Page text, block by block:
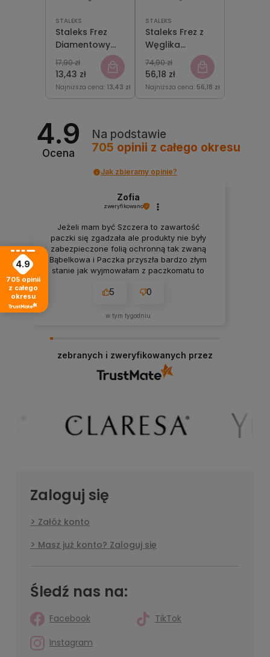
STALEKS
Staleks Frez
Diamentowy
Zapałka
Zielona
2,3mm/5mm
13,43 zł
17,90 zł
Najniższa cena: 13,43 zł
STALEKS
Staleks Frez z
Węglika
Spiekanego
Stożek Zielony
6mm/14mm
56,18 zł
74,90 zł
Najniższa cena: 56,18 zł
4.9
Ocena
Na podstawie
705 opinii z całego okresu
Jak zbieramy opinie?
Zofia
zweryfikowano
Jeżeli mam być Szczera to zawartość
paczki się zgadzała ale produkty nie były
zabezpieczone folią ochronną tak zwaną
Bąbelkowa i Paczka przyszła bardzo złym
stanie jak wyjmowałam z paczkomatu to
rozważałam to czy bym zamówiła drugi raz
5 0
w tym tygodniu
zebranych i zweryfikowanych przez
Zaloguj się
Załóż konto
Masz już konto? Zaloguj się
Śledź nas na:
Facebook
TikTok
Instagram
4.9
705 opinii
z całego
okresu